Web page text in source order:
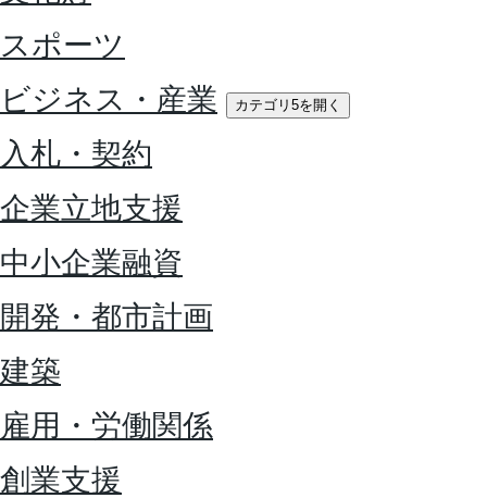
スポーツ
ビジネス・産業
カテゴリ5を開く
入札・契約
企業立地支援
中小企業融資
開発・都市計画
建築
雇用・労働関係
創業支援